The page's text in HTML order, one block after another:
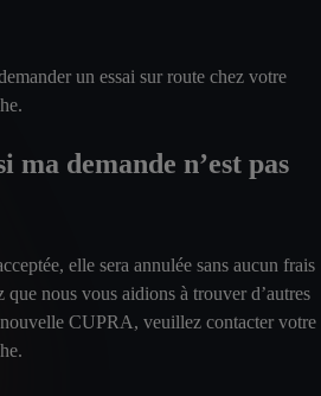
un essai sur route chez votre
ma demande n’est pas
elle sera annulée sans aucun frais
nous vous aidions à trouver d’autres
CUPRA, veuillez contacter votre